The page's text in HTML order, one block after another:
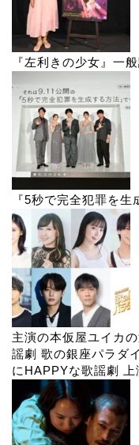
『左利きの少女』一
『5秒で完全犯罪を
主演の本仮屋ユイカ
謡劇 歌の銀座パラダ
にHAPPYな歌謡劇 上